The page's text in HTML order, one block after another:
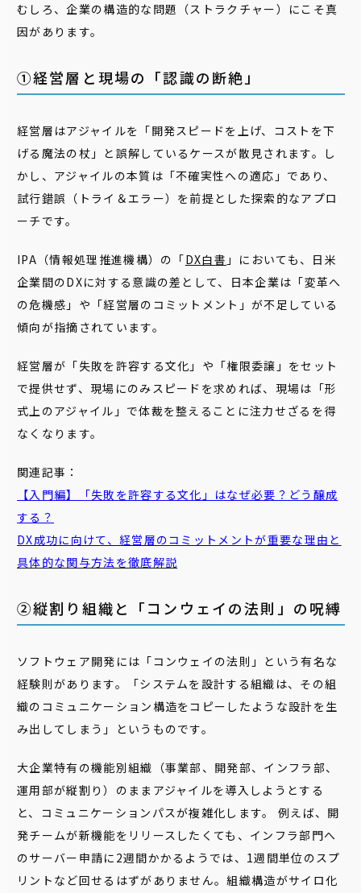
むしろ、企業の構造的な問題（ストラクチャー）にこそ真
因があります。
①経営層と現場の「認識の断絶」
経営層はアジャイルを「開発スピードを上げ、コストを下
げる魔法の杖」と誤解しているケースが散見されます。し
かし、アジャイルの本質は「不確実性への適応」であり、
試行錯誤（トライ＆エラー）を前提とした探索的なアプロ
ーチです。
IPA（情報処理推進機構）の「DX白書 」においても、日米
企業間のDXに対する意識の差として、日本企業は「変革へ
の危機感」や「経営層のコミットメント」が不足している
傾向が指摘されています。
経営層が「失敗を許容する文化」や「権限委譲」をセット
で提供せず、現場にのみスピードを求めれば、現場は「形
式上のアジャイル」で体裁を整えることに注力せざるを得
なくなります。
関連記事：
【入門編】「失敗を許容する文化」はなぜ必要？どう醸成
する？
DX成功に向けて、経営層のコミットメントが重要な理由と
具体的な関与方法を徹底解説
②縦割り組織と「コンウェイの法則」の呪縛
ソフトウェア開発には「コンウェイの法則」という有名な
経験則があります。「システムを設計する組織は、その組
織のコミュニケーション構造をコピーしたような設計を生
み出してしまう」というものです。
大企業特有の機能別組織（事業部、開発部、インフラ部、
運用部が縦割り）のままアジャイルを導入しようとする
と、コミュニケーションパスが複雑化します。 例えば、開
発チームが新機能をリリースしたくても、インフラ部門へ
のサーバー申請に2週間かかるようでは、1週間単位のスプ
リントなど回せるはずがありません。組織構造がサイロ化